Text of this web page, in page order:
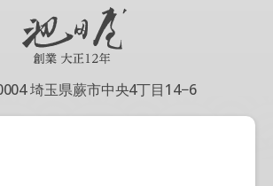
埼玉県蕨市中央4丁目14−6